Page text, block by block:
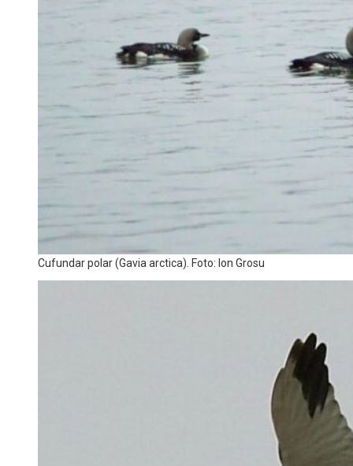
Cufundar polar (Gavia arctica). Foto: Ion Grosu